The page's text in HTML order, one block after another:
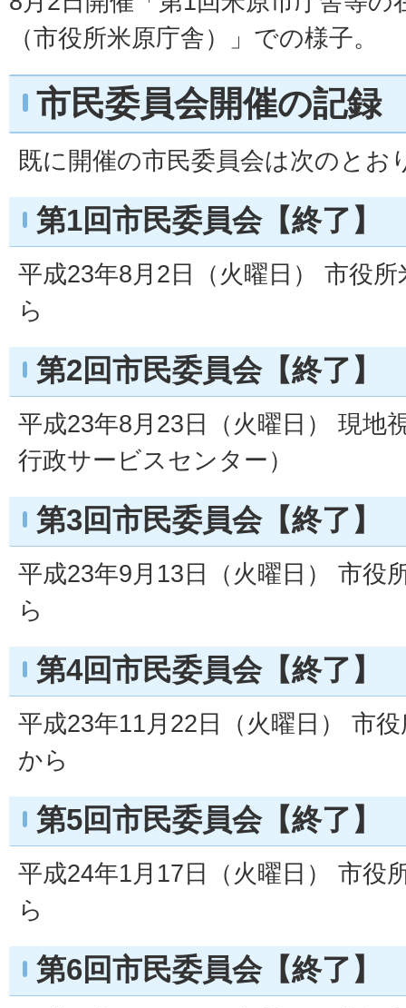
（市役所米原庁舎）」での様子。
市民委員会開催の記録
既に開催の市民委員会は次のとお
第1回市民委員会【終了】
平成23年8月2日（火曜日） 市役
ら
第2回市民委員会【終了】
平成23年8月23日（火曜日） 現地
行政サービスセンター）
第3回市民委員会【終了】
平成23年9月13日（火曜日） 市役
ら
第4回市民委員会【終了】
平成23年11月22日（火曜日） 市
から
第5回市民委員会【終了】
平成24年1月17日（火曜日） 市役
ら
第6回市民委員会【終了】